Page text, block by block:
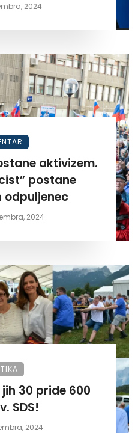
2024
aktivizem.
odpuljenec
2024
članov. SDS!
2024